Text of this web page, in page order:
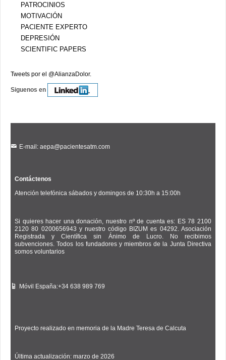
PATROCINIOS
MOTIVACIÓN
PACIENTE EXPERTO
DEPRESIÓN
SCIENTIFIC PAPERS
Tweets por el @AlianzaDolor.
Siguenos en
E-mail: aepa@pacientesatm.com
Contáctenos
Atención telefónica sábados y domingos de 10:30h a 15:00h
Si quieres hacer una donación, nuestro nº de cuenta es: ES 78 2100
2120 80 0200656943 y nuestro código BIZUM es 04292. Asociación
Registrada y Científica sin Ánimo de Lucro. No recibimos
subvenciones. Todos los fundadores y miembros de la Junta Directiva
somos voluntarios
Móvil España:+34 638 989 769
Proyecto realizado en memoria de la Madre Teresa de Calcuta
Última actualización: marzo de 2026